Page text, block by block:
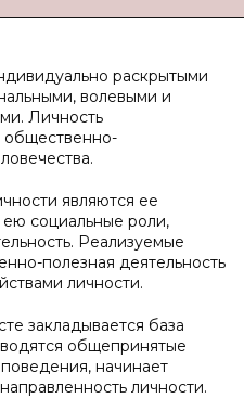
раскрытыми
волевыми и
Личность
общественно-
являются ее
социальные роли,
Реализуемые
полезная деятельность
личности.
закладывается база
общепринятые
начинает
личности.